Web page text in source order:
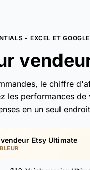
- EXCEL ET
le chiffre
les performances
en un seul
Etsy Ultimate